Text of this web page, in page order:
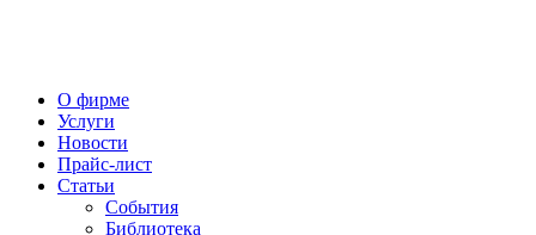
О фирме
Услуги
Новости
Прайс-лист
Статьи
События
Библиотека